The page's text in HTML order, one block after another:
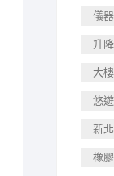
儀
升
大
悠
新
橡膠